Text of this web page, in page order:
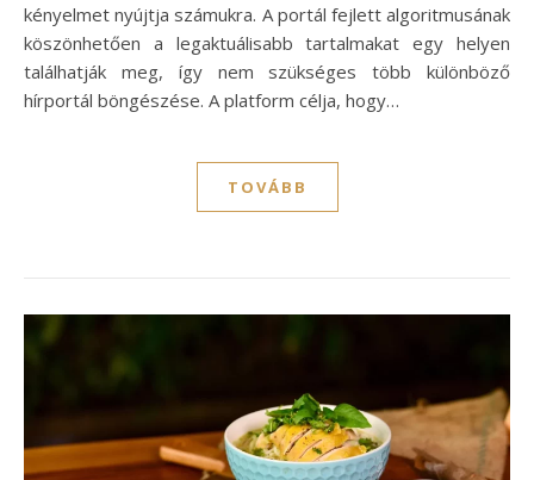
kényelmet nyújtja számukra. A portál fejlett algoritmusának
köszönhetően a legaktuálisabb tartalmakat egy helyen
találhatják meg, így nem szükséges több különböző
hírportál böngészése. A platform célja, hogy…
TOVÁBB